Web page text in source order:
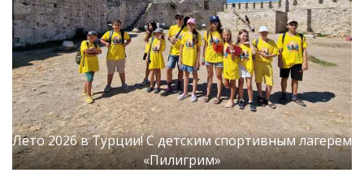
Лето 2026 в Турции! С детским спортивным лагерем
«Пилигрим»